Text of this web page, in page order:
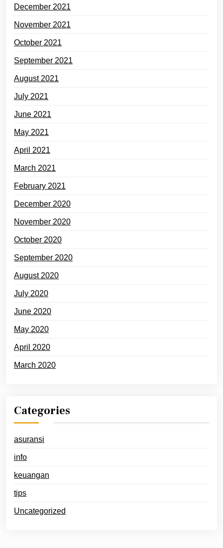
December 2021
November 2021
October 2021
September 2021
August 2021
July 2021
June 2021
May 2021
April 2021
March 2021
February 2021
December 2020
November 2020
October 2020
September 2020
August 2020
July 2020
June 2020
May 2020
April 2020
March 2020
Categories
asuransi
info
keuangan
tips
Uncategorized